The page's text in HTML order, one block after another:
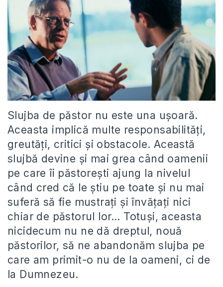
Slujba de păstor nu este una ușoară.
Aceasta implică multe responsabilități,
greutăți, critici și obstacole. Această
slujbă devine și mai grea când oamenii
pe care îi păstorești ajung la nivelul
când cred că le știu pe toate și nu mai
suferă să fie mustrați și învățați nici
chiar de păstorul lor… Totuși, aceasta
nicidecum nu ne dă dreptul, nouă
păstorilor, să ne abandonăm slujba pe
care am primit-o nu de la oameni, ci de
la Dumnezeu.